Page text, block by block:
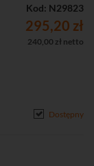
odległość
konfiguracji
Kod: N29823
295,20 zł
240,00 zł netto
Dostępny